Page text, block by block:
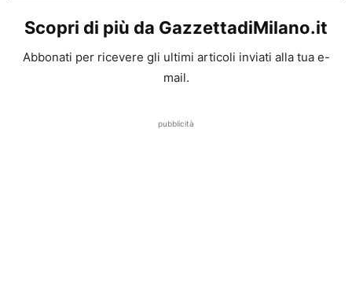
Scopri di più da GazzettadiMilano.it
Abbonati per ricevere gli ultimi articoli inviati alla tua e-
mail.
pubblicità